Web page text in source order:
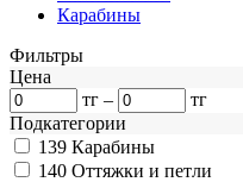
Карабины
Фильтры
Цена
тг –
тг
Подкатегории
139 Карабины
140 Оттяжки и петли